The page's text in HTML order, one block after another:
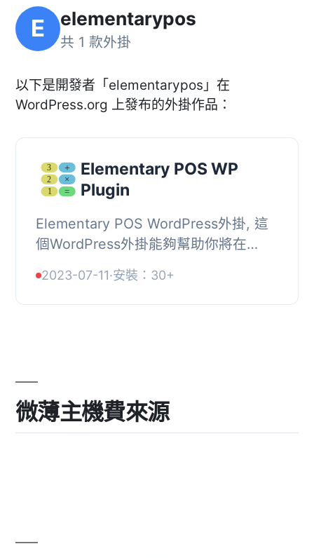
E elementarypos
共 1 款外掛
以下是開發者「elementarypos」在
WordPress.org 上發布的外掛作品：
Elementary POS WP
Plugin
Elementary POS WordPress外掛, 這
個WordPress外掛能夠幫助你將在
售項目直接顯示在你的網站上。例如，
你可以使用這個功能來...
2023-07-11·安裝：30+
微薄主機費來源